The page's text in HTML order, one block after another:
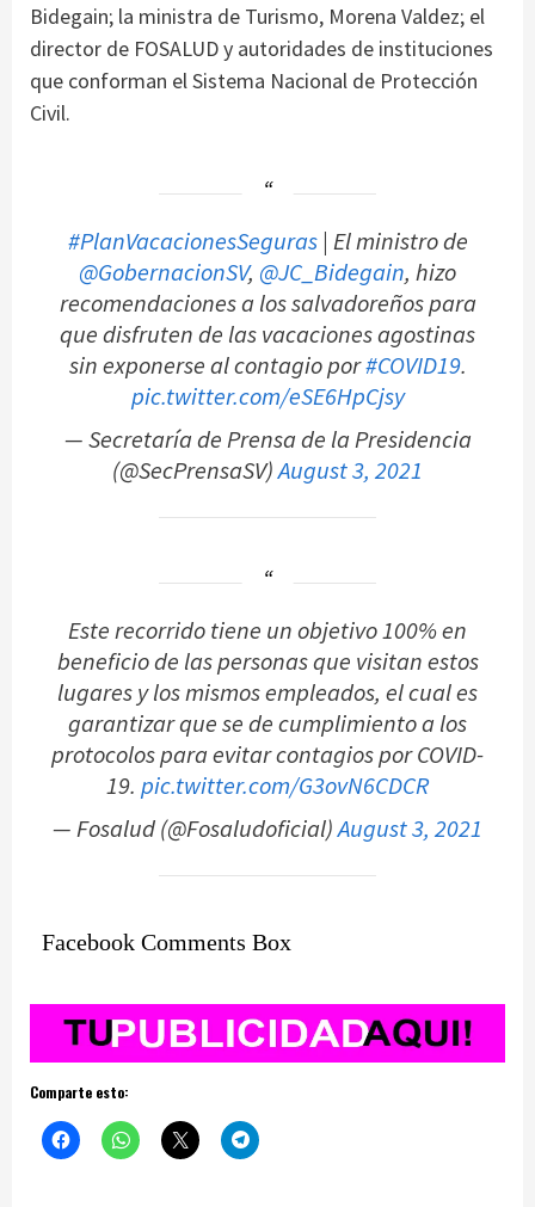
Bidegain; la ministra de Turismo, Morena Valdez; el
director de FOSALUD y autoridades de instituciones
que conforman el Sistema Nacional de Protección
Civil.
#PlanVacacionesSeguras| El ministro de
@GobernacionSV, @JC_Bidegain, hizo
recomendaciones a los salvadoreños para
que disfruten de las vacaciones agostinas
sin exponerse al contagio por#COVID19.
pic.twitter.com/eSE6HpCjsy
— Secretaría de Prensa de la Presidencia
(@SecPrensaSV)August 3, 2021
Este recorrido tiene un objetivo 100% en
beneficio de las personas que visitan estos
lugares y los mismos empleados, el cual es
garantizar que se de cumplimiento a los
protocolos para evitar contagios por COVID-
19. pic.twitter.com/G3ovN6CDCR
— Fosalud (@Fosaludoficial)August 3, 2021
Facebook Comments Box
Comparte esto: